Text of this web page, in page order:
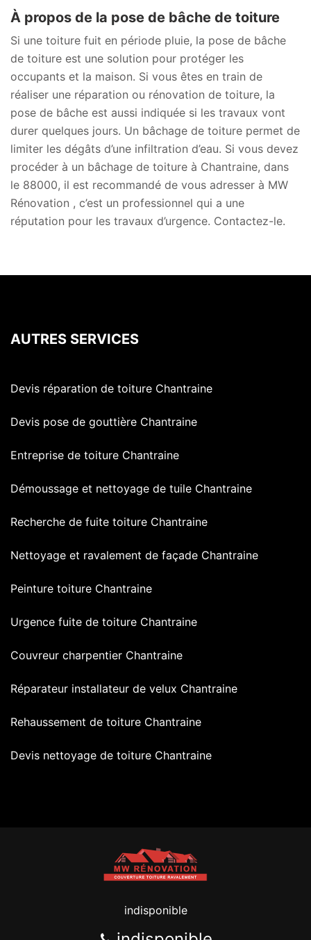
À propos de la pose de bâche de toiture
Si une toiture fuit en période pluie, la pose de bâche
de toiture est une solution pour protéger les
occupants et la maison. Si vous êtes en train de
réaliser une réparation ou rénovation de toiture, la
pose de bâche est aussi indiquée si les travaux vont
durer quelques jours. Un bâchage de toiture permet de
limiter les dégâts d’une infiltration d’eau. Si vous devez
procéder à un bâchage de toiture à Chantraine, dans
le 88000, il est recommandé de vous adresser à MW
Rénovation , c’est un professionnel qui a une
réputation pour les travaux d’urgence. Contactez-le.
AUTRES SERVICES
Devis réparation de toiture Chantraine
Devis pose de gouttière Chantraine
Entreprise de toiture Chantraine
Démoussage et nettoyage de tuile Chantraine
Recherche de fuite toiture Chantraine
Nettoyage et ravalement de façade Chantraine
Peinture toiture Chantraine
Urgence fuite de toiture Chantraine
Couvreur charpentier Chantraine
Réparateur installateur de velux Chantraine
Rehaussement de toiture Chantraine
Devis nettoyage de toiture Chantraine
indisponible